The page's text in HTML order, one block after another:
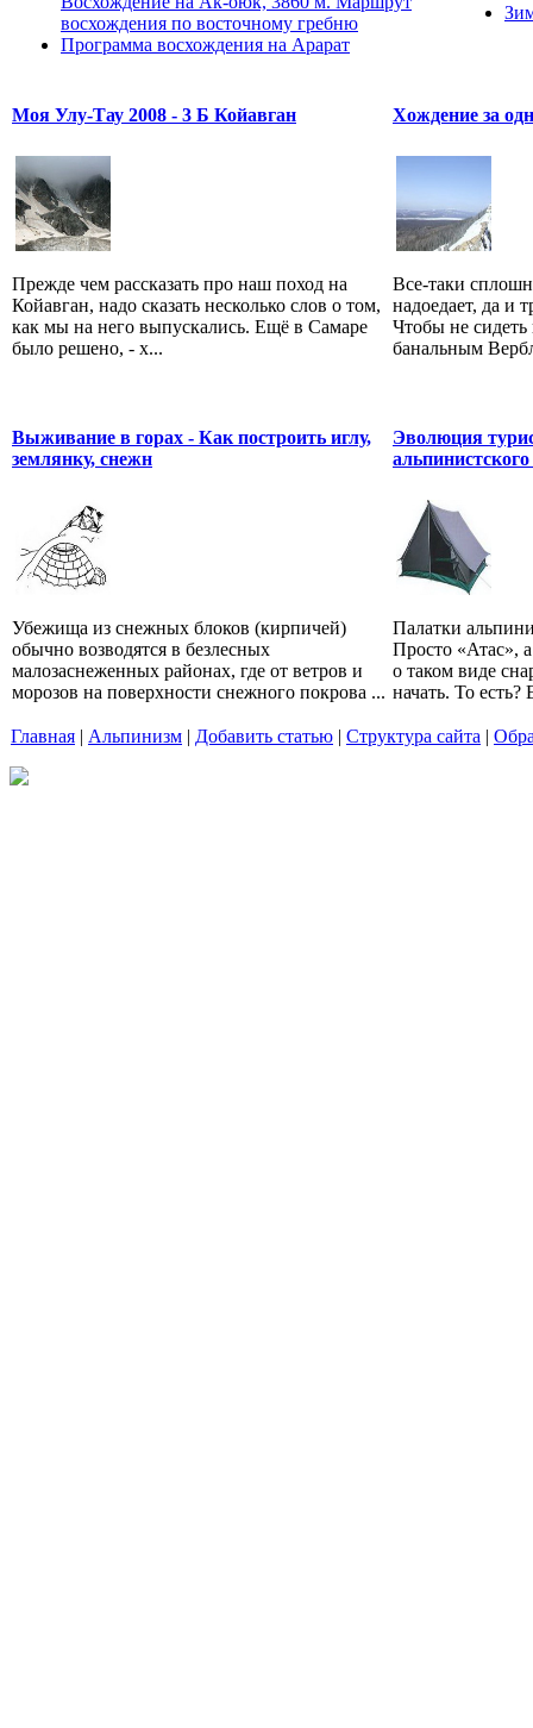
восхождения по восточному гребню
Программа восхождения на Арарат
Моя Улу-Тау 2008 - 3 Б Койавган
Прежде чем рассказать про наш поход на
Койавган, надо сказать несколько слов о том,
как мы на него выпускались. Ещё в Самаре
было решено, - х...
Хождение за
Все-таки
надоедает, да и
Чтобы не сидеть
банальным
Выживание в горах - Как построить иглу,
землянку, снежн
Убежища из снежных блоков (кирпичей)
обычно возводятся в безлесных
малозаснеженных районах, где от ветров и
морозов на поверхности снежного покрова ...
Эволюция
Палатки
Просто «Атас»,
о таком виде
начать. То есть?
Главная | Альпинизм | Добавить статью | Структура сайта |